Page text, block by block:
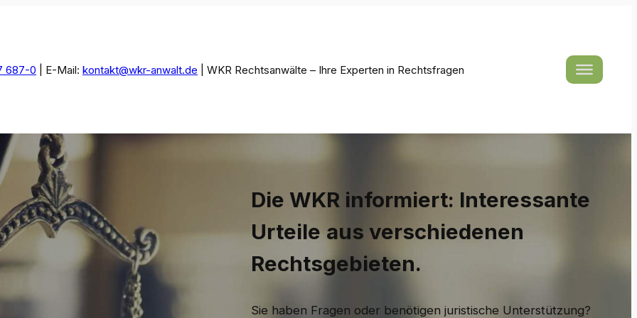
687-0 | E-Mail: kontakt@wkr-anwalt.de | WKR Rechtsanwälte – Ihre Experten in Rechtsfragen
Die WKR informiert: Interessante
Urteile aus verschiedenen
Rechtsgebieten.
Sie haben Fragen oder benötigen juristische Unterstützung?